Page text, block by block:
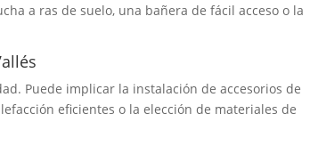
a ras de suelo, una bañera de fácil acceso o la
Puede implicar la instalación de accesorios de
eficientes o la elección de materiales de